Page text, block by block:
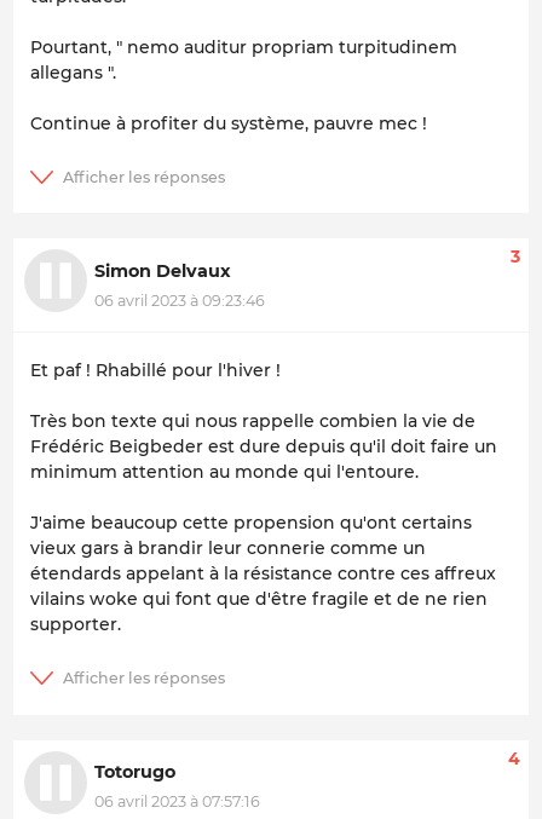
Pourtant, " nemo auditur propriam turpitudinem
allegans ".
Continue à profiter du système, pauvre mec !
Simon Delvaux
06 avril 2023 à 09:23:46
3
Et paf ! Rhabillé pour l'hiver !
Très bon texte qui nous rappelle combien la vie de
Frédéric Beigbeder est dure depuis qu'il doit faire un
minimum attention au monde qui l'entoure.
J'aime beaucoup cette propension qu'ont certains
vieux gars à brandir leur connerie comme un
étendards appelant à la résistance contre ces affreux
vilains woke qui font que d'être fragile et de ne rien
supporter.
Totorugo
06 avril 2023 à 07:57:16
4